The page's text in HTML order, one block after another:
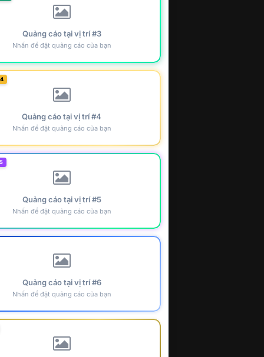
Quảng cáo tại vị trí #3
Nhấn để đặt quảng cáo của bạn
Quảng cáo tại vị trí #4
Nhấn để đặt quảng cáo của bạn
Quảng cáo tại vị trí #5
Nhấn để đặt quảng cáo của bạn
Quảng cáo tại vị trí #6
Nhấn để đặt quảng cáo của bạn